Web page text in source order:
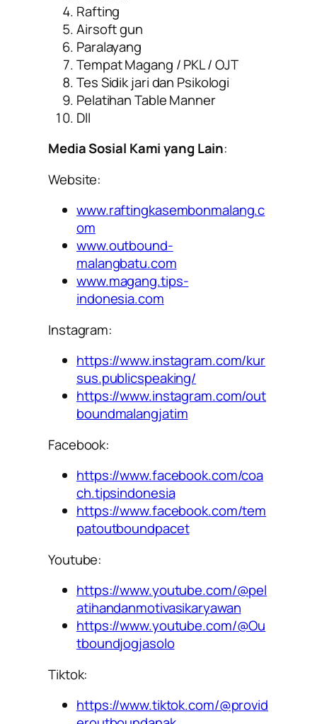
Rafting
Airsoft gun
Paralayang
Tempat Magang / PKL / OJT
Tes Sidik jari dan Psikologi
Pelatihan Table Manner
Dll
Media Sosial Kami yang Lain:
Website:
www.raftingkasembonmalang.c
om
www.outbound-
malangbatu.com
www.magang.tips-
indonesia.com
Instagram:
https://www.instagram.com/kur
sus.publicspeaking/
https://www.instagram.com/out
boundmalangjatim
Facebook:
https://www.facebook.com/coa
ch.tipsindonesia
https://www.facebook.com/tem
patoutboundpacet
Youtube:
https://www.youtube.com/@pel
atihandanmotivasikaryawan
https://www.youtube.com/@Ou
tboundjogjasolo
Tiktok:
https://www.tiktok.com/@provid